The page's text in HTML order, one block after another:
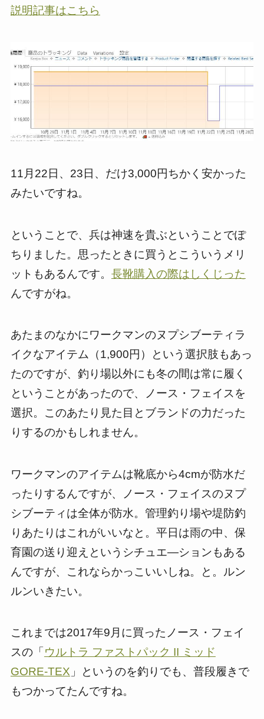
説明記事はこちら
11月22日、23日、だけ3,000円ちかく安かった
みたいですね。
ということで、兵は神速を貴ぶということでぽ
ちりました。思ったときに買うとこういうメリ
ットもあるんです。 長靴購入の際はしくじった
んですがね。
あたまのなかにワークマンのヌプシブーティラ
イクなアイテム（1,900円）という選択肢もあっ
たのですが、釣り場以外にも冬の間は常に履く
ということがあったので、ノース・フェイスを
選択。このあたり見た目とブランドの力だった
りするのかもしれません。
ワークマンのアイテムは靴底から4cmが防水だ
ったりするんですが、ノース・フェイスのヌプ
シブーティは全体が防水。管理釣り場や堤防釣
りあたりはこれがいいなと。平日は雨の中、保
育園の送り迎えというシチュエ―ションもある
んですが、これならかっこいいしね。と。 ルン
ルンいきたい。
これまでは2017年9月に買ったノース・フェイ
スの「 ウルトラ ファストパック II ミッド
GORE-TEX 」というのを釣りでも、普段履きで
もつかってたんですね。